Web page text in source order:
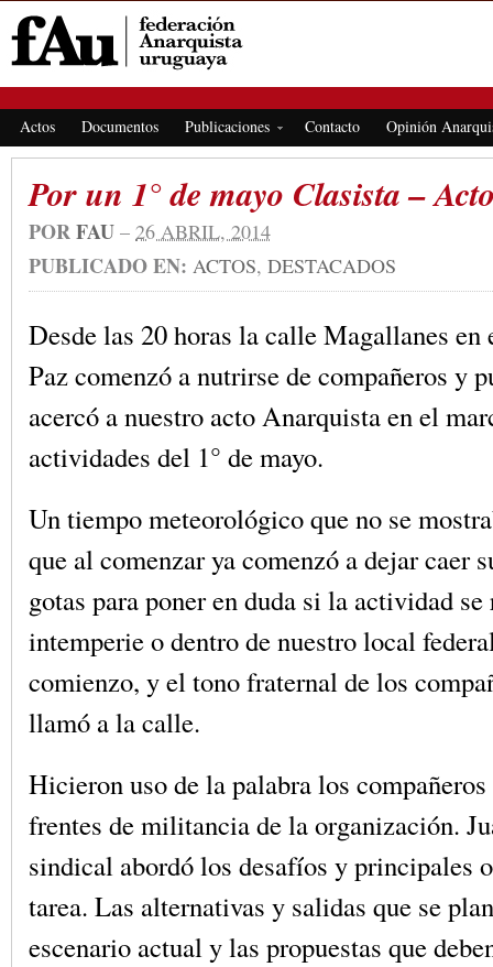
Actos Documentos Publicaciones Contacto Opinión
Por un 1° de mayo Clasista –
PORFAU – 26 ABRIL, 2014
PUBLICADO EN: ACTOS, DESTACADOS
Desde las 20 horas la calle Magallanes en
Paz comenzó a nutrirse de compañeros y
acercó a nuestro acto Anarquista en el
actividades del 1° de mayo.
Un tiempo meteorológico que no se
que al comenzar ya comenzó a dejar caer
gotas para poner en duda si la actividad
intemperie o dentro de nuestro local
comienzo, y el tono fraternal de los
llamó a la calle.
Hicieron uso de la palabra los
frentes de militancia de la organización.
sindical abordó los desafíos y principales
tarea. Las alternativas y salidas que se
escenario actual y las propuestas que